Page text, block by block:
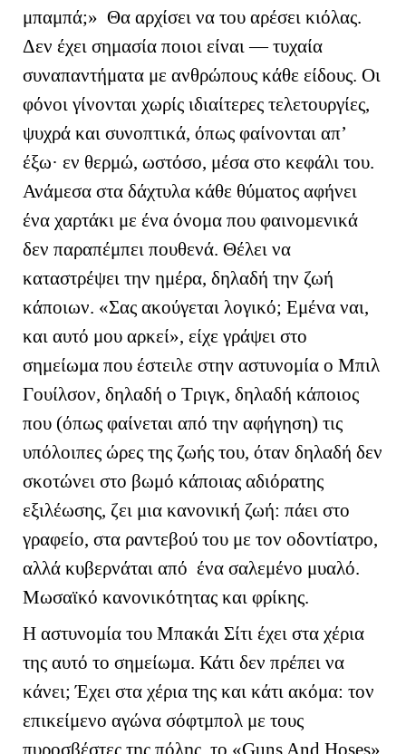
μπαμπά;» Θα αρχίσει να του αρέσει κιόλας.
Δεν έχει σημασία ποιοι είναι — τυχαία
συναπαντήματα με ανθρώπους κάθε είδους. Οι
φόνοι γίνονται χωρίς ιδιαίτερες τελετουργίες,
ψυχρά και συνοπτικά, όπως φαίνονται απ’
έξω· εν θερμώ, ωστόσο, μέσα στο κεφάλι του.
Ανάμεσα στα δάχτυλα κάθε θύματος αφήνει
ένα χαρτάκι με ένα όνομα που φαινομενικά
δεν παραπέμπει πουθενά. Θέλει να
καταστρέψει την ημέρα, δηλαδή την ζωή
κάποιων. «Σας ακούγεται λογικό; Εμένα ναι,
και αυτό μου αρκεί», είχε γράψει στο
σημείωμα που έστειλε στην αστυνομία ο Μπιλ
Γουίλσον, δηλαδή ο Τριγκ, δηλαδή κάποιος
που (όπως φαίνεται από την αφήγηση) τις
υπόλοιπες ώρες της ζωής του, όταν δηλαδή δεν
σκοτώνει στο βωμό κάποιας αδιόρατης
εξιλέωσης, ζει μια κανονική ζωή: πάει στο
γραφείο, στα ραντεβού του με τον οδοντίατρο,
αλλά κυβερνάται από ένα σαλεμένο μυαλό.
Μωσαϊκό κανονικότητας και φρίκης.
Η αστυνομία του Μπακάι Σίτι έχει στα χέρια
της αυτό το σημείωμα. Κάτι δεν πρέπει να
κάνει; Έχει στα χέρια της και κάτι ακόμα: τον
επικείμενο αγώνα σόφτμπολ με τους
πυροσβέστες της πόλης, το «Guns And Hoses»